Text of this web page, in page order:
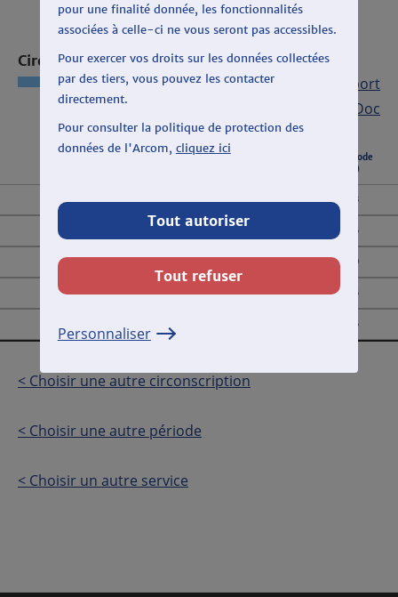
Circonscription : GRENOBLE
Export CSV
Export
Open Doc
Listes candidates
Total période
(durée)
00:21:08
00:06:26
00:04:30
LST CHALAS EMILIE 00:05:46
00:04:26
< Choisir une autre circonscription
< Choisir une autre période
< Choisir un autre service
pour une finalité donnée, les fonctionnalités
associées à celle-ci ne vous seront pas accessibles.
Pour exercer vos droits sur les données collectées
par des tiers, vous pouvez les contacter
directement.
Pour consulter la politique de protection des
données de l'Arcom, cliquez ici
Tout autoriser
Tout refuser
Personnaliser